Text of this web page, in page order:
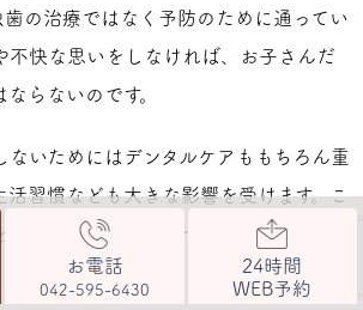
歯の治療ではなく予防のために通ってい
不快な思いをしなければ、お子さんだ
らないのです。
ないためにはデンタルケアももちろん重
活習慣なども大きな影響を受けます。こ
付けて欲しい習慣についてご紹介しま
お電話
042-595-6430
24時間
WEB予約